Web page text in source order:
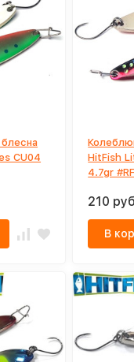
CU04
HitFish
4.7gr
210
В